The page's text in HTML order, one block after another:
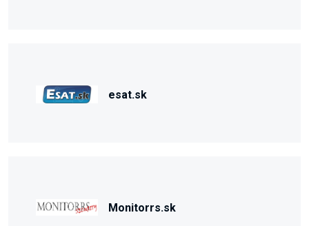
esat.sk
Monitorrs.sk